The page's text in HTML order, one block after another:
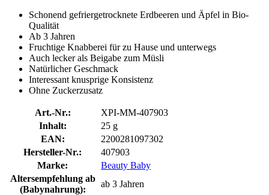
Schonend gefriergetrocknete Erdbeeren und Äpfel in Bio-
Qualität
Ab 3 Jahren
Fruchtige Knabberei für zu Hause und unterwegs
Auch lecker als Beigabe zum Müsli
Natürlicher Geschmack
Interessant knusprige Konsistenz
Ohne Zuckerzusatz
Art.-Nr.:
XPI-MM-407903
Inhalt:
25 g
EAN:
2200281097302
Hersteller-Nr.:
407903
Marke:
Beauty Baby
Altersempfehlung ab
(Babynahrung):
ab 3 Jahren